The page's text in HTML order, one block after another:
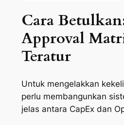
Cara
Approval
Teratur
Untuk mengelakkan
perlu membangunkan
jelas antara CapEx dan